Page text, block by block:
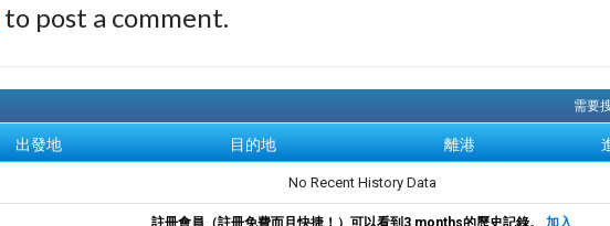
to post a comment.
需要
出發地 目的地 離港
No Recent History Data
註冊會員（註冊免費而且快捷！）可以看到3 months的歷史記錄。加入